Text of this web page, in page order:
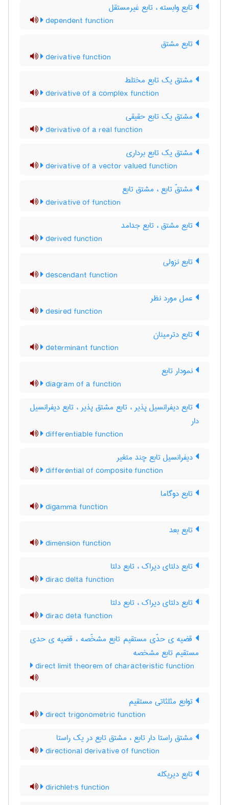
تابع وابسته ، تابع غیرمستقل
dependent function
تابع مشتق
derivative function
مشتق یک تابع مختلط
derivative of a complex function
مشتق یک تابع حقیقی
derivative of a real function
مشتق یک تابع برداری
derivative of a vector valued function
مشتقّ تابع ، مشتق تابع
derivative of function
تابع مشتق ، تابع جدامد
derived function
تابع نزولی
descendant function
عمل مورد نظر
desired function
تابع دترمینان
determinant function
نمودار تابع
diagram of a function
تابع دیفرانسیل پذیر ، تابع مشتق پذیر ، تابع دیفرانسیل
دار
differentiable function
دیفرانسیل تابع چند متغیر
differential of composite function
تابع دوگاما
digamma function
تابع بعد
dimension function
تابع دلتای دیراک ، تابع دلتا
dirac delta function
تابع دلتای دیراک ، تابع دلتا
dirac deta function
قضیه ی حدّی مستقیم تابع مشخّصه ، قضیه ی حدی
مستقیم تابع مشخصه
direct limit theorem of characteristic function
توابع مثلثاتی مستقیم
direct trigonometric function
مشتق راستا دار تابع ، مشتق تابع در یک راستا
directional derivative of function
تابع دیریکله
dirichlet's function